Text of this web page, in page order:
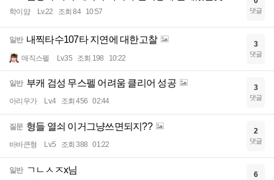
학이얌 Lv.22 조회 84 10:57 댓글
일반 내찍타수107타 지연에 대한고찰
매직스펠 Lv.35 조회 198 10:22
3
댓글
일반 부캐 검성 무스펠 어려움 클리어 성공
아리우가 Lv.4 조회 456 02:44
3
댓글
질문 형들 열쇠 이거그냥쓰면되지??
바바큰형 Lv.5 조회 388 01:22
2
댓글
일반 ㄱㄴㅅㅈx님 6